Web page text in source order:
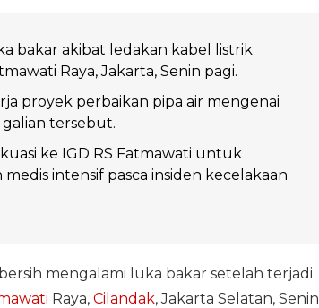
bakar akibat ledakan kabel listrik
Raya, Jakarta, Senin pagi.
proyek perbaikan pipa air mengenai
tersebut.
ke IGD RS Fatmawati untuk
intensif pasca insiden kecelakaan
mengalami luka bakar setelah terjadi
Raya, Cilandak, Jakarta Selatan, Senin